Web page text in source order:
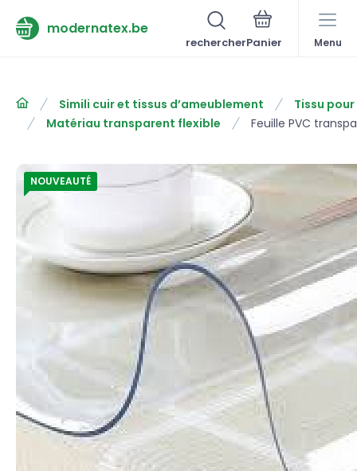
modernatex.be
rechercher Menu
Simili cuir et tissus d’ameublement
Tissu
Matériau transparent flexible
Feuille PVC
NOUVEAUTÉ